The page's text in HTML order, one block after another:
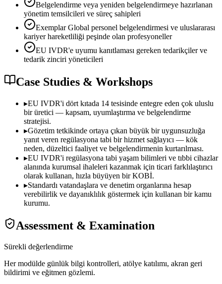
Belgelendirme veya yeniden belgelendirmeye hazırlanan
yönetim temsilcileri ve süreç sahipleri
Exemplar Global personel belgelendirmesi ve uluslararası
kariyer hareketliliği peşinde olan profesyoneller
EU IVDR'e uyumu kanıtlaması gereken tedarikçiler ve
tedarik zinciri yöneticileri
Case Studies & Workshops
▸EU IVDR'i dört kıtada 14 tesisinde entegre eden çok uluslu
bir üretici — kapsam, uyumlaştırma ve belgelendirme
stratejisi.
▸Gözetim tetkikinde ortaya çıkan büyük bir uygunsuzluğa
yanıt veren regülasyona tabi bir hizmet sağlayıcı — kök
neden, düzeltici faaliyet ve belgelendirmenin kurtarılması.
▸EU IVDR'i regülasyona tabi yaşam bilimleri ve tıbbi cihazlar
alanında kurumsal ihaleleri kazanmak için ticari farklılaştırıcı
olarak kullanan, hızla büyüyen bir KOBİ.
▸Standardı vatandaşlara ve denetim organlarına hesap
verebilirlik ve dayanıklılık göstermek için kullanan bir kamu
kurumu.
Assessment & Examination
Sürekli değerlendirme
Her modülde günlük bilgi kontrolleri, atölye katılımı, akran geri
bildirimi ve eğitmen gözlemi.